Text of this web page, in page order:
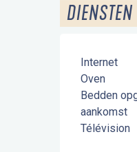
DIENSTEN
Internet
Oven
Bedden
aankomst
Télévision